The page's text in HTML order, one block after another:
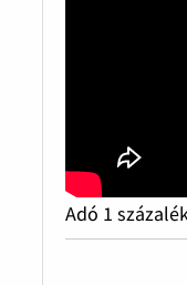
Adó 1